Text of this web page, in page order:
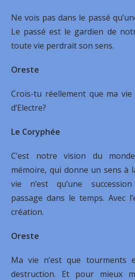
Ne vois pas dans le passé
Le passé est le gardien de
toute vie perdrait son sens.
Oreste
Crois-tu réellement que ma
d’Electre?
Le Coryphée
C’est notre vision du
mémoire, qui donne un sens à
vie n’est qu’une
passage dans le temps. Avec
création.
Oreste
Ma vie n’est que
destruction. Et pour mieux